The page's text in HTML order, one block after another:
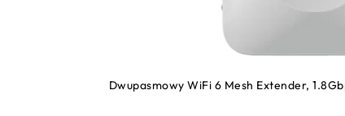
Dwupasmowy WiFi 6 Mesh Extender,